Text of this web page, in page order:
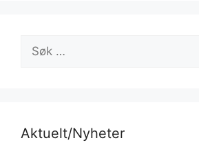
etter:
Aktuelt/Nyheter